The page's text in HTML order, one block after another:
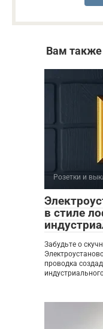
Вам
Розетки и
в стиле
Забудьте о
проводка